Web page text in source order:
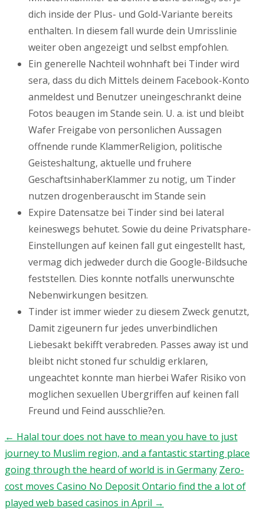
dich inside der Plus- und Gold-Variante bereits
enthalten. In diesem fall wurde dein Umrisslinie
weiter oben angezeigt und selbst empfohlen.
Ein generelle Nachteil wohnhaft bei Tinder wird
sera, dass du dich Mittels deinem Facebook-Konto
anmeldest und Benutzer uneingeschrankt deine
Fotos beaugen im Stande sein. U. a. ist und bleibt
Wafer Freigabe von personlichen Aussagen
offnende runde KlammerReligion, politische
Geisteshaltung, aktuelle und fruhere
GeschaftsinhaberKlammer zu notig, um Tinder
nutzen drogenberauscht im Stande sein
Expire Datensatze bei Tinder sind bei lateral
keineswegs behutet. Sowie du deine Privatsphare-
Einstellungen auf keinen fall gut eingestellt hast,
vermag dich jedweder durch die Google-Bildsuche
feststellen. Dies konnte notfalls unerwunschte
Nebenwirkungen besitzen.
Tinder ist immer wieder zu diesem Zweck genutzt,
Damit zigeunern fur jedes unverbindlichen
Liebesakt bekifft verabreden. Passes away ist und
bleibt nicht stoned fur schuldig erklaren,
ungeachtet konnte man hierbei Wafer Risiko von
moglichen sexuellen Ubergriffen auf keinen fall
Freund und Feind ausschlie?en.
Post
navigation
← Halal tour does not have to mean you have to just
journey to Muslim region, and a fantastic starting place
going through the heard of world is in Germany Zero-
cost moves Casino No Deposit Ontario find the a lot of
played web based casinos in April →